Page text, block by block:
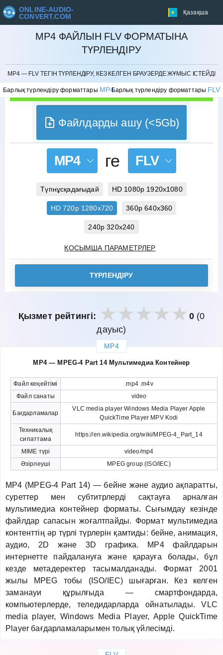
ONLINE-AUDIO-
CONVERT.COM
Қазақша
MP4 ФАЙЛЫН FLV ФОРМАТЫНА
ТҮРЛЕНДІРУ
MP4 — FLV ТЕГІН ТҮРЛЕНДІРУ, КЕЗ КЕЛГЕН БРАУЗЕРДЕ ЖҰМЫС ІСТЕЙДІ
Барлық түрлендіру форматтары MP4Барлық түрлендіру форматтары FLV
БОЛДЫРМАУ
Файлдарды ашу (<5Gb)
MP4 ге FLV
Түпнұсқадағыдай HD 1080p 1920x1080
HD 720p 1280x720 360p 640x360
240p 320x240
ҚОСЫМША ПАРАМЕТРЛЕР
ТҮРЛЕНДІРУ
Қызмет рейтингі: 0(0
дауыс)
MP4
MP4 — MPEG-4 Part 14 Мультимедиа Контейнер
Файл кеңейтімі
.mp4 .m4v
Файл санаты
video
Бағдарламалар
VLC media player Windows Media Player Apple
QuickTime Player MPV Kodi
Техникалық
сипаттама
https://en.wikipedia.org/wiki/MPEG-4_Part_14
MIME түрі
video/mp4
Әзірлеуші
MPEG group (ISO/IEC)
MP4 (MPEG-4 Part 14) — бейне және аудио ақпаратты,
суреттер мен субтитрлерді сақтауға арналған
мультимедиа контейнер форматы. Сығымдау кезінде
файлдар сапасын жоғалтпайды. Формат мультимедиа
контенттің әр түрлі түрлерін қамтиды: бейне, анимация,
аудио, 2D және 3D графика. MP4 файлдарын
интернетте пайдалануға және қарауға болады, бұл
кезде метадеректер тасымалданады. Формат 2001
жылы MPEG тобы (ISO/IEC) шығарған. Кез келген
заманауи құрылғыда — смартфондарда,
компьютерлерде, теледидарларда ойнатылады. VLC
media player, Windows Media Player, Apple QuickTime
Player бағдарламаларымен толық үйлесімді.